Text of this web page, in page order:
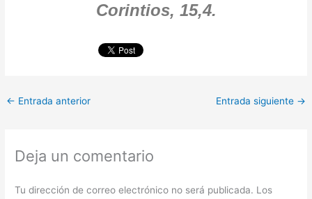
Corintios, 15,4.
← Entrada anterior Entrada siguiente →
Deja un comentario
Tu dirección de correo electrónico no será publicada. Los